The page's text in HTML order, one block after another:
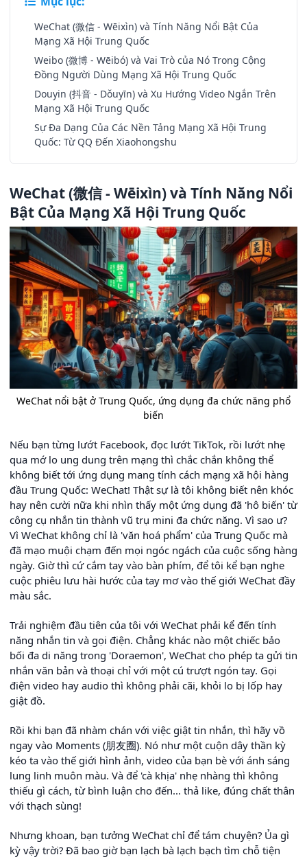
WeChat (微信 - Wēixìn) và Tính Năng Nổi Bật Của
Mạng Xã Hội Trung Quốc
Weibo (微博 - Wēibó) và Vai Trò của Nó Trong Cộng
Đồng Người Dùng Mạng Xã Hội Trung Quốc
Douyin (抖音 - Dǒuyīn) và Xu Hướng Video Ngắn Trên
Mạng Xã Hội Trung Quốc
Sự Đa Dạng Của Các Nền Tảng Mạng Xã Hội Trung
Quốc: Từ QQ Đến Xiaohongshu
WeChat (微信 - Wēixìn) và Tính Năng Nổi
Bật Của Mạng Xã Hội Trung Quốc
WeChat nổi bật ở Trung Quốc, ứng dụng đa chức năng phổ
biến
Nếu bạn từng lướt Facebook, đọc lướt TikTok, rồi lướt nhẹ
qua mớ lo ung dung trên mạng thì chắc chắn không thể
không biết tới ứng dụng mang tính cách mạng xã hội hàng
đầu Trung Quốc: WeChat! Thật sự là tôi không biết nên khóc
hay nên cười nữa khi nhìn thấy một ứng dụng đã 'hô biến' từ
công cụ nhắn tin thành vũ trụ mini đa chức năng. Vì sao ư?
Vì WeChat không chỉ là 'văn hoá phẩm' của Trung Quốc mà
đã mạo muội chạm đến mọi ngóc ngách của cuộc sống hàng
ngày. Giờ thì cứ cắm tay vào bàn phím, để tôi kể bạn nghe
cuộc phiêu lưu hài hước của tay mơ vào thế giới WeChat đầy
màu sắc.
Trải nghiệm đầu tiên của tôi với WeChat phải kể đến tính
năng nhắn tin và gọi điện. Chẳng khác nào một chiếc bảo
bối đa di năng trong 'Doraemon', WeChat cho phép ta gửi tin
nhắn văn bản và thoại chỉ với một cú trượt ngón tay. Gọi
điện video hay audio thì không phải cãi, khỏi lo bị lốp hay
giật đồ.
Rồi khi bạn đã nhàm chán với việc giật tin nhắn, thì hãy vồ
ngay vào Moments (朋友圈). Nó như một cuộn dây thần kỳ
kéo ta vào thế giới hình ảnh, video của bạn bè với ánh sáng
lung linh muôn màu. Và để 'cà khịa' nhẹ nhàng thì không
thiếu gì cách, từ bình luận cho đến... thả like, đúng chất thân
với thạch sùng!
Nhưng khoan, bạn tưởng WeChat chỉ để tám chuyện? Ủa gì
kỳ vậy trời? Đã bao giờ bạn lạch bà lạch bạch tìm chỗ tiện